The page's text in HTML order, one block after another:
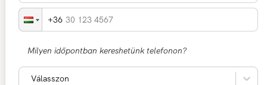
30 123 4567
Milyen időpontban kereshetünk telefonon?
Válasszon